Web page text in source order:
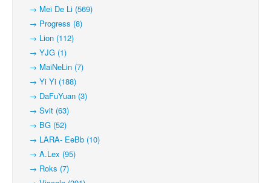
→ Mei De Li (569)
→ Progress (8)
→ Lion (112)
→ YJG (1)
→ MaiNeLin (7)
→ Yi Yi (188)
→ DaFuYuan (3)
→ Svit (63)
→ BG (52)
→ LARA- EeBb (10)
→ A.Lex (95)
→ Roks (7)